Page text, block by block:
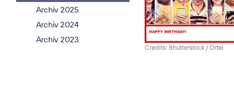
Archiv 2025
Archiv 2024
Archiv 2023
Credits: Shutterstock / Ortel